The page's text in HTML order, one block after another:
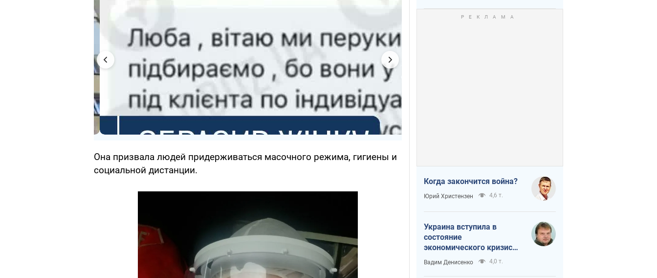
Она призвала людей придерживаться масочного режима, гигиены и
социальной дистанции.
Когда закончится война?
Юрий Христензен 4,6 т.
Украина вступила в
состояние
экономического кризиса.
Есть ли свет в конце
туннеля?
Вадим Денисенко 4,0 т.